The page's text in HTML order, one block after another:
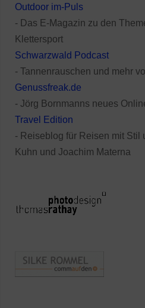
Outdoor im-Puls
- Das E-Magazin zu den
Klettersport
Schwarzwald Podcast
- Tannenrauschen und mehr
Genussfreak.de
- Jörg Bornmanns neues
Travel Edition
- Reiseblog für Reisen mit Stil
Kuhn und Joachim Materna